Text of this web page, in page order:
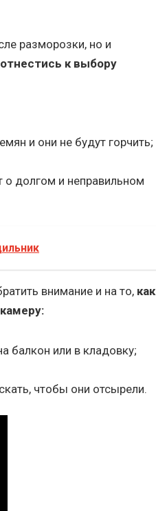
разморозки, но и
к выбору
и они не будут горчить;
о долгом и неправильном
внимание и на то, как
балкон или в кладовку;
чтобы они отсырели.